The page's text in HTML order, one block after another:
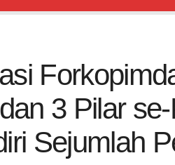
3 Pilar
Sejumlah